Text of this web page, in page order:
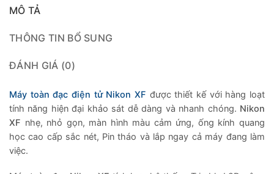
MÔ TẢ
THÔNG TIN BỔ SUNG
ĐÁNH GIÁ (0)
Máy toàn đạc điện tử Nikon XF được thiết kế với hàng loạt
tính năng hiện đại khảo sát dễ dàng và nhanh chóng. Nikon
XF nhẹ, nhỏ gọn, màn hình màu cảm ứng, ống kính quang
học cao cấp sắc nét, Pin tháo và lắp ngay cả máy đang làm
việc.